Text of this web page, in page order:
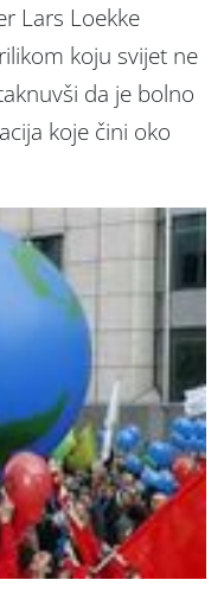
Lars Loekke
koju svijet ne
da je bolno
koje čini oko